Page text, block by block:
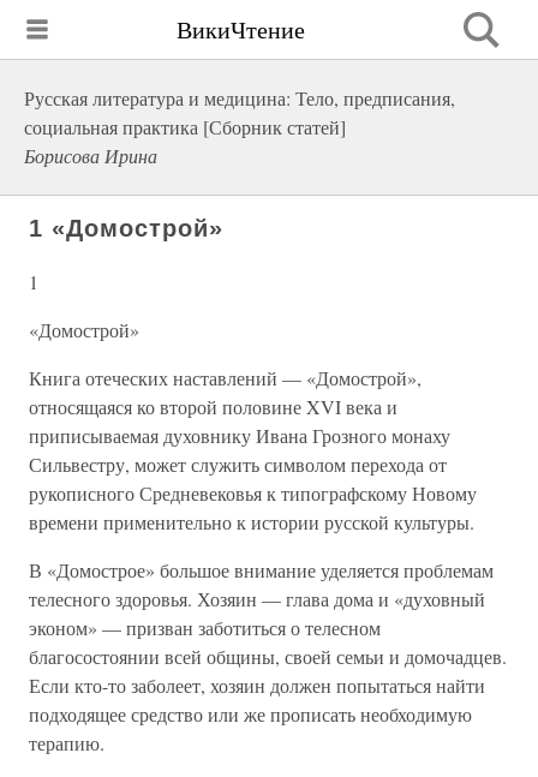
ВикиЧтение
Русская литература и медицина: Тело, предписания,
социальная практика [Сборник статей]
Борисова Ирина
1 «Домострой»
1
«Домострой»
Книга отеческих наставлений — «Домострой»,
относящаяся ко второй половине XVI века и
приписываемая духовнику Ивана Грозного монаху
Сильвестру, может служить символом перехода от
рукописного Средневековья к типографскому Новому
времени применительно к истории русской культуры.
В «Домострое» большое внимание уделяется проблемам
телесного здоровья. Хозяин — глава дома и «духовный
эконом» — призван заботиться о телесном
благосостоянии всей общины, своей семьи и домочадцев.
Если кто-то заболеет, хозяин должен попытаться найти
подходящее средство или же прописать необходимую
терапию.